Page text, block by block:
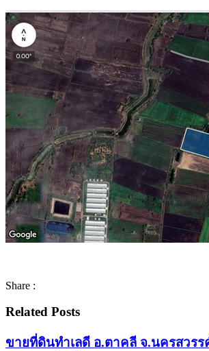
Share :
Related Posts
ขายที่ดินทำเลดี อ.ตาคลี จ.นครสวรร